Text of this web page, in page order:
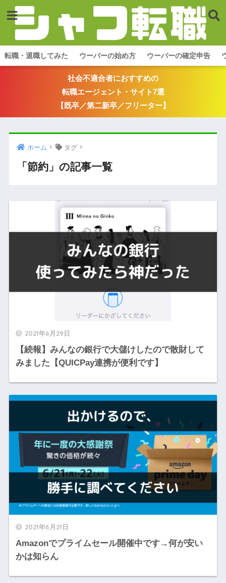
転職・退職してみた ウーバーの始め方 ウーバーの確定申告
社会不適合者におすすめの
転職エージェント・サイト7選
【既卒／第二新卒／フリーター】
ホーム タグ
「節約」の記事一覧
2021年6月29日
【続報】みんなの銀行で大儲けしたので散財して
みました【QUICPay連携が便利です】
2021年6月21日
Amazonでプライムセール開催中です→何が安い
かは知らん